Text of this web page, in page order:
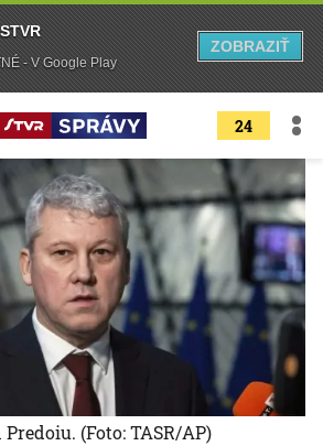
24
(Foto: TASR/AP)
- V Google Play
ZOBRAZIŤ